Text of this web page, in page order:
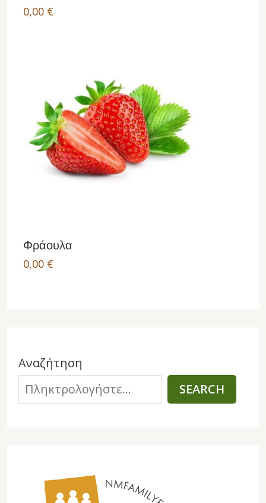
0,00 €
Φράουλα
0,00 €
Αναζήτηση
SEARCH